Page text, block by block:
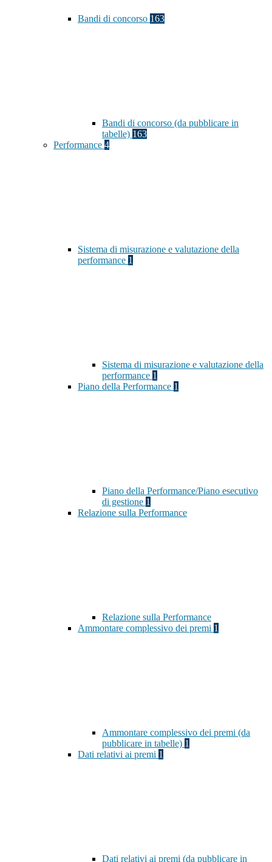
Bandi di concorso 163
Bandi di concorso (da pubblicare in
tabelle) 163
Performance 4
Sistema di misurazione e valutazione della
performance 1
Sistema di misurazione e valutazione della
performance 1
Piano della Performance 1
Piano della Performance/Piano esecutivo
di gestione 1
Relazione sulla Performance
Relazione sulla Performance
Ammontare complessivo dei premi 1
Ammontare complessivo dei premi (da
pubblicare in tabelle) 1
Dati relativi ai premi 1
Dati relativi ai premi (da pubblicare in